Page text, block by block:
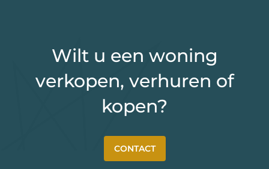
Wilt u een woning
verkopen, verhuren of
kopen?
CONTACT